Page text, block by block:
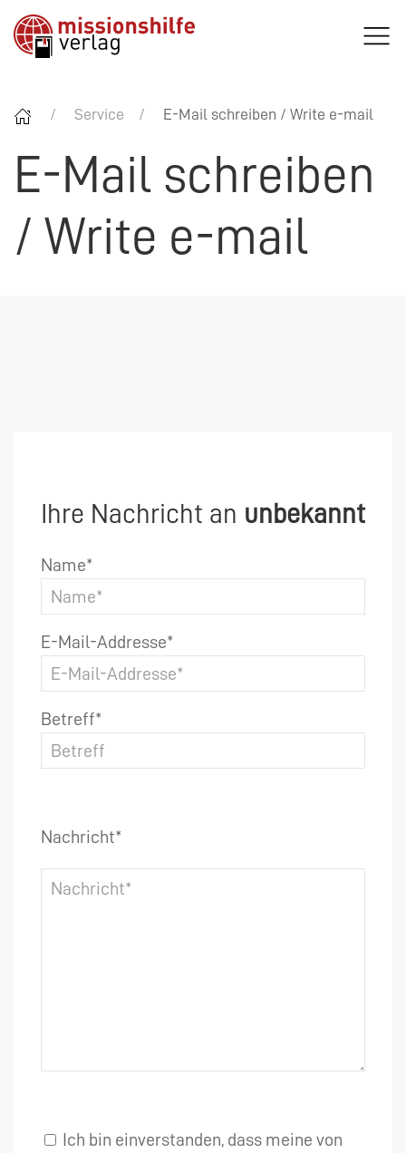
Service E-Mail schreiben / Write e-mail
E-Mail schreiben
/ Write e-mail
Ihre Nachricht an unbekannt
Name*
E-Mail-Addresse*
Betreff*
Nachricht*
Ich bin einverstanden, dass meine von